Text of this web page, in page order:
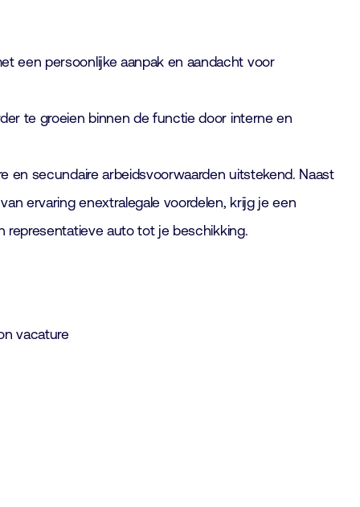
een persoonlijke aanpak en aandacht voor
te groeien binnen de functie door interne en
en secundaire arbeidsvoorwaarden uitstekend. Naast
ervaring enextralegale voordelen, krijg je een
representatieve auto tot je beschikking.
vacature